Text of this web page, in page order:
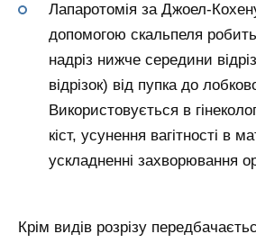
Лапаротомія за Джоел-
допомогою скальпеля
надріз нижче середини
відрізок) від пупка до
Використовується в
кіст, усунення вагітності в
ускладненні захворювання
Крім видів розрізу